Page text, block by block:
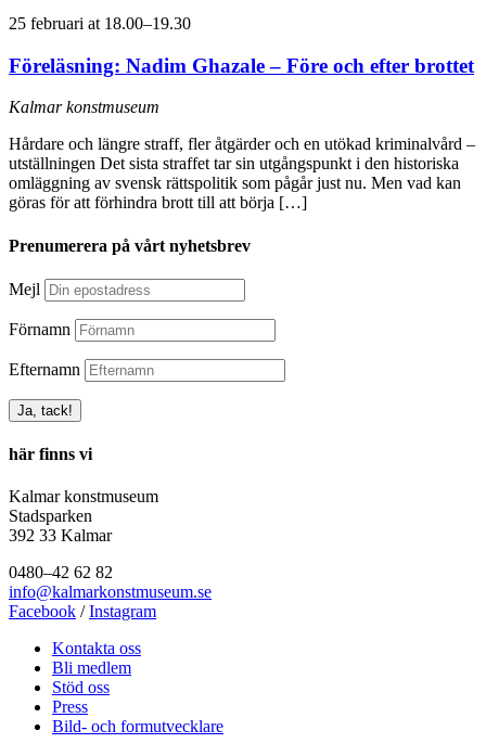
25 februari at 18.00–19.30
Föreläsning: Nadim Ghazale – Före och efter brottet
Kalmar konstmuseum
Hårdare och längre straff, fler åtgärder och en utökad kriminalvård –
utställningen Det sista straffet tar sin utgångspunkt i den historiska
omläggning av svensk rättspolitik som pågår just nu. Men vad kan
göras för att förhindra brott till att börja […]
Prenumerera på vårt nyhetsbrev
Mejl
Förnamn
Efternamn
här finns vi
Kalmar konstmuseum
Stadsparken
392 33 Kalmar
0480–42 62 82
info@kalmarkonstmuseum.se
Facebook /Instagram
Kontakta oss
Bli medlem
Stöd oss
Press
Bild- och formutvecklare